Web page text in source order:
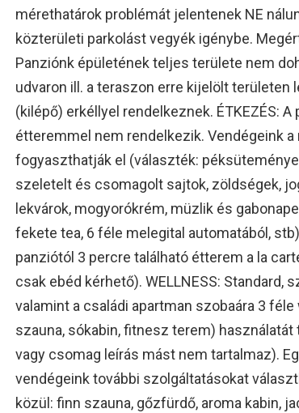
mérethatárok problémát jelentenek NE
közterületi parkolást vegyék igénybe.
Panziónk épületének teljes területe nem
udvaron ill. a teraszon erre kijelölt területen
(kilépő) erkéllyel rendelkeznek. ÉTKEZÉS:
étteremmel nem rendelkezik. Vendégeink
fogyaszthatják el (választék:
szeletelt és csomagolt sajtok, zöldségek,
lekvárok, mogyorókrém, müzlik és
fekete tea, 6 féle melegital automatából,
panziótól 3 percre található étterem a la
csak ebéd kérhető). WELLNESS: Standard,
valamint a családi apartman szobaára 3
szauna, sókabin, fitnesz terem)
vagy csomag leírás mást nem tartalmaz).
vendégeink további szolgáltatásokat
közül: finn szauna, gőzfürdő, aroma kabin,